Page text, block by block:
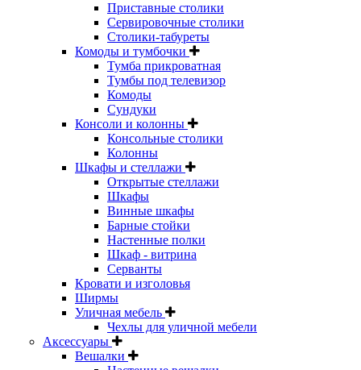
Приставные столики
Сервировочные столики
Столики-табуреты
Комоды и тумбочки
Тумба прикроватная
Тумбы под телевизор
Комоды
Сундуки
Консоли и колонны
Консольные столики
Колонны
Шкафы и стеллажи
Открытые стеллажи
Шкафы
Винные шкафы
Барные стойки
Настенные полки
Шкаф - витрина
Серванты
Кровати и изголовья
Ширмы
Уличная мебель
Чехлы для уличной мебели
Аксессуары
Вешалки